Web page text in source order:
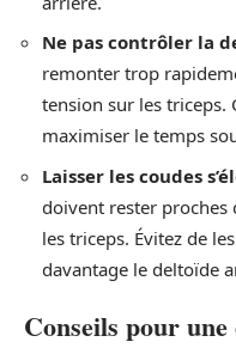
Ne pas contrôler la
remonter trop
tension sur les triceps.
maximiser le temps
Laisser les coudes
doivent rester proches
les triceps. Évitez de
davantage le deltoïde
Conseils pour